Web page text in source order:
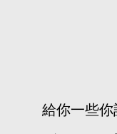
給你一些